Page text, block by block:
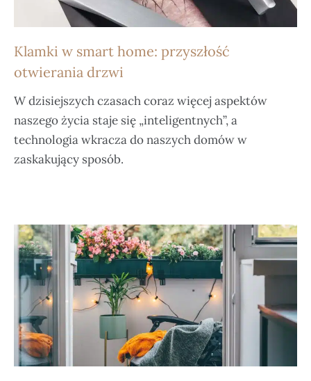
Klamki w smart home: przyszłość
otwierania drzwi
W dzisiejszych czasach coraz więcej aspektów
naszego życia staje się „inteligentnych”, a
technologia wkracza do naszych domów w
zaskakujący sposób.